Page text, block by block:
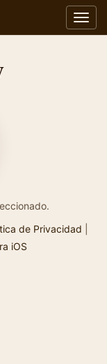
de Privacidad
iOS